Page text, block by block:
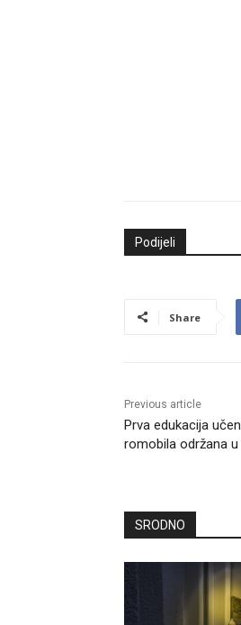
Podijeli
Share
Previous article
Prva edukacija
romobila održana
SRODNO